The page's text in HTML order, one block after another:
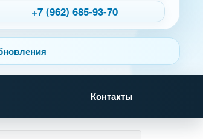
+7 (962) 685-93-70
Контакты